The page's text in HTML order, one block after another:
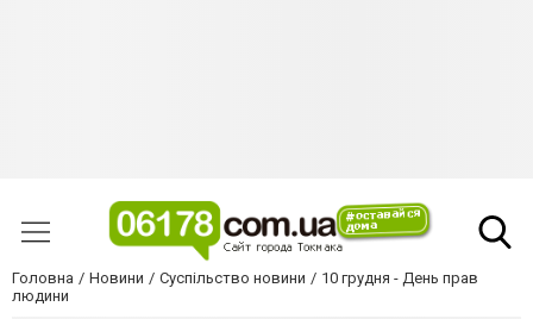
Головна Новини Суспільство новини
10 грудня - День прав
людини